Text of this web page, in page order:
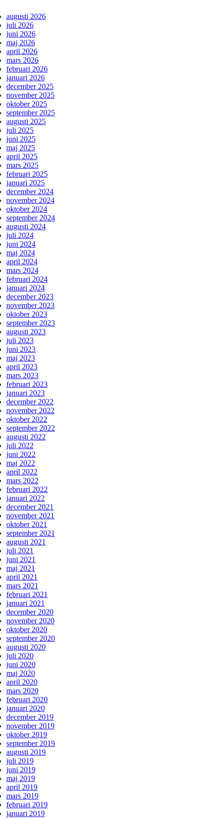
augusti 2026
juli 2026
juni 2026
maj 2026
april 2026
mars 2026
februari 2026
januari 2026
december 2025
november 2025
oktober 2025
september 2025
augusti 2025
juli 2025
juni 2025
maj 2025
april 2025
mars 2025
februari 2025
januari 2025
december 2024
november 2024
oktober 2024
september 2024
augusti 2024
juli 2024
juni 2024
maj 2024
april 2024
mars 2024
februari 2024
januari 2024
december 2023
november 2023
oktober 2023
september 2023
augusti 2023
juli 2023
juni 2023
maj 2023
april 2023
mars 2023
februari 2023
januari 2023
december 2022
november 2022
oktober 2022
september 2022
augusti 2022
juli 2022
juni 2022
maj 2022
april 2022
mars 2022
februari 2022
januari 2022
december 2021
november 2021
oktober 2021
september 2021
augusti 2021
juli 2021
juni 2021
maj 2021
april 2021
mars 2021
februari 2021
januari 2021
december 2020
november 2020
oktober 2020
september 2020
augusti 2020
juli 2020
juni 2020
maj 2020
april 2020
mars 2020
februari 2020
januari 2020
december 2019
november 2019
oktober 2019
september 2019
augusti 2019
juli 2019
juni 2019
maj 2019
april 2019
mars 2019
februari 2019
januari 2019